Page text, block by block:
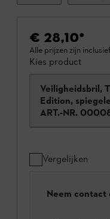
€ 28,10*
Alle prijzen zijn
Kies product
Veiligheidsbril,
Edition,
ART.-NR.
Vergelijken
Neem contact